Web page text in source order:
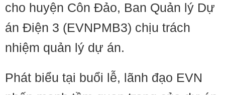
cho huyện Côn Đảo, Ban Quản lý Dự
án Điện 3 (EVNPMB3) chịu trách
nhiệm quản lý dự án.
Phát biểu tại buổi lễ, lãnh đạo EVN